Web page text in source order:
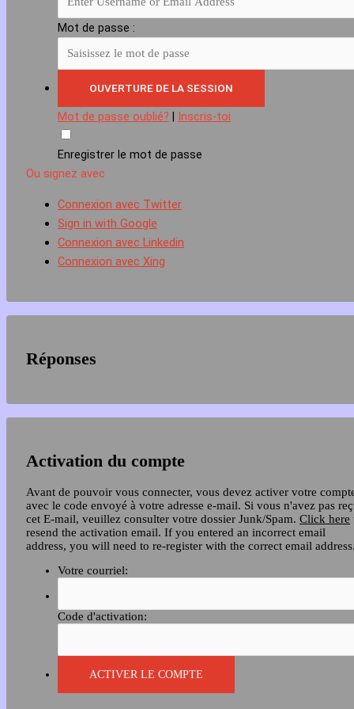
Mot de passe :
Mot de passe oublié? | Inscris-toi
Enregistrer le mot de passe
Ou signez avec
Connexion avec Twitter
Sign in with Google
Connexion avec Linkedin
Connexion avec Xing
Réponses
Activation du compte
Avant de pouvoir vous connecter, vous devez activer votre
avec le code envoyé à votre adresse e-mail. Si vous n'avez pas
cet E-mail, veuillez consulter votre dossier Junk/Spam. Click here
resend the activation email. If you entered an incorrect email
address, you will need to re-register with the correct email
Votre courriel:
Code d'activation: